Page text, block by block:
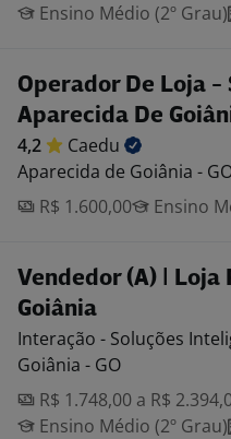
Ensino Médio (2º Grau)
Operador De Loja -
Aparecida De
4,2
Caedu
Aparecida de Goiânia -
R$ 1.600,00
Ensino
Vendedor (A) | Loja
Goiânia
Interação - Soluções
Goiânia - GO
R$ 1.748,00 a R$
Ensino Médio (2º Grau)